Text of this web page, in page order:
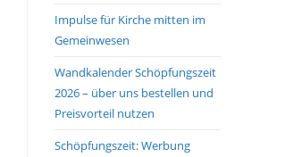
Impulse für Kirche mitten im
Gemeinwesen
Wandkalender Schöpfungszeit
2026 – über uns bestellen und
Preisvorteil nutzen
Schöpfungszeit: Werbung